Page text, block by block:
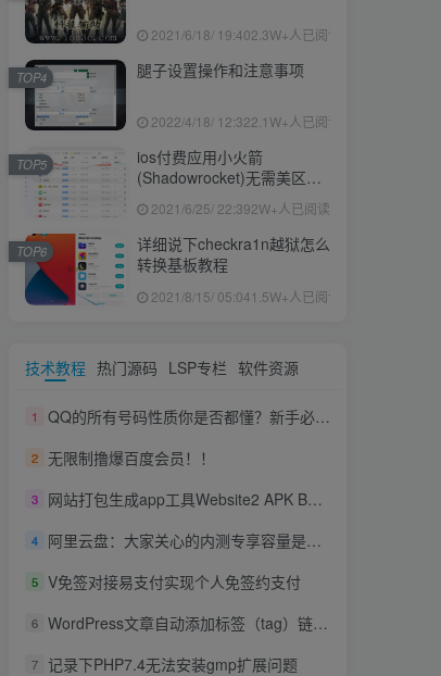
2021/6/18/ 19:402.3W+人已阅读
腿子设置操作和注意事项
2022/4/18/ 12:322.1W+人已阅读
TOP4
ios付费应用小火箭
(Shadowrocket)无需美区苹
2021/6/25/ 22:392W+人已阅读
TOP5
详细说下checkra1n越狱怎么
转换基板教程
2021/8/15/ 05:04 1.5W+人已阅读
TOP6
技术教程 热门源码 LSP专栏 软件资源
1 QQ的所有号码性质你是否都懂？新手必看，避免踩坑。
2 无限制撸爆百度会员！！
3 网站打包生成app工具Website2 APK Builder Pro 3.4 汉化版
4 阿里云盘：大家关心的内测专享容量是否永久持有
5 V免签对接易支付实现个人免签约支付
6 WordPress文章自动添加标签（tag）链接变为内链
7 记录下PHP7.4无法安装gmp扩展问题